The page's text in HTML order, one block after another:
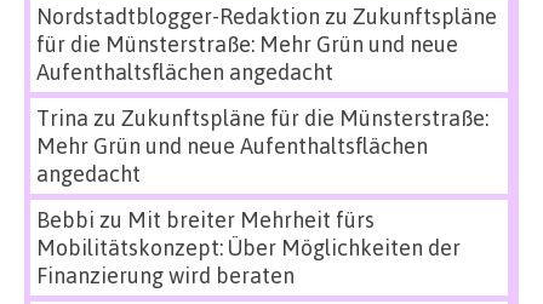
Nordstadtblogger-Redaktion zu Zukunftspläne
für die Münsterstraße: Mehr Grün und neue
Aufenthaltsflächen angedacht
Trina zu Zukunftspläne für die Münsterstraße:
Mehr Grün und neue Aufenthaltsflächen
angedacht
Bebbi zu Mit breiter Mehrheit fürs
Mobilitätskonzept: Über Möglichkeiten der
Finanzierung wird beraten